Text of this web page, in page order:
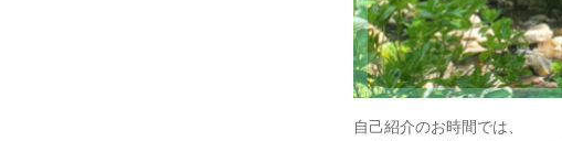
自己紹介のお時間では、